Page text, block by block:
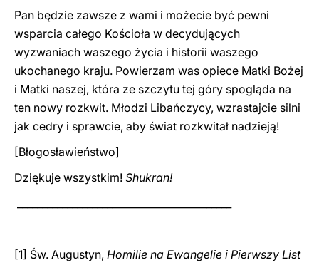
Pan będzie zawsze z wami i możecie być pewni
wsparcia całego Kościoła w decydujących
wyzwaniach waszego życia i historii waszego
ukochanego kraju. Powierzam was opiece Matki Bożej
i Matki naszej, która ze szczytu tej góry spogląda na
ten nowy rozkwit. Młodzi Libańczycy, wzrastajcie silni
jak cedry i sprawcie, aby świat rozkwitał nadzieją!
[Błogosławieństwo]
Dziękuje wszystkim! Shukran!
[1] Św. Augustyn, Homilie na Ewangelie i Pierwszy List